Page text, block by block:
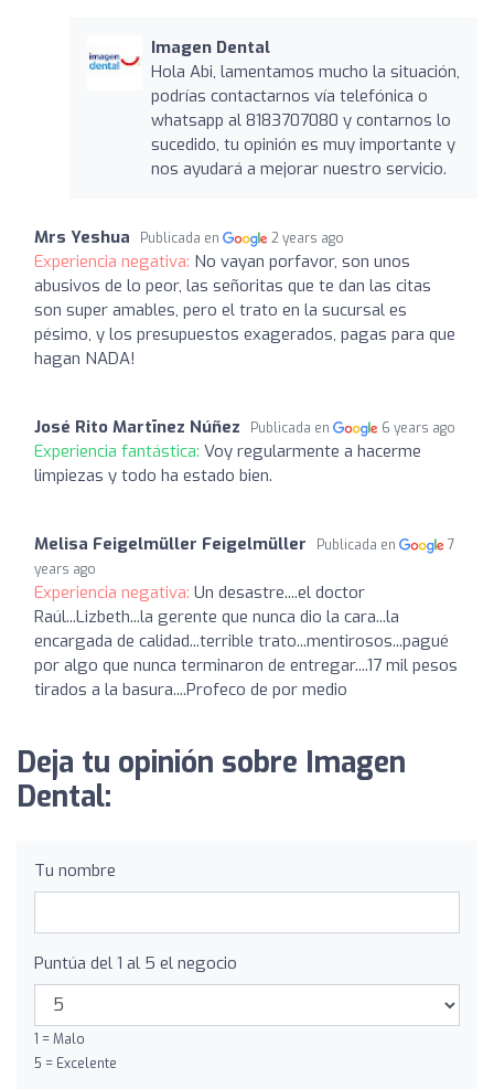
Imagen Dental
Hola Abi, lamentamos mucho la situación,
podrías contactarnos vía telefónica o
whatsapp al 8183707080 y contarnos lo
sucedido, tu opinión es muy importante y
nos ayudará a mejorar nuestro servicio.
Mrs Yeshua Publicada en 2 years ago
Experiencia negativa: No vayan porfavor, son unos
abusivos de lo peor, las señoritas que te dan las citas
son super amables, pero el trato en la sucursal es
pésimo, y los presupuestos exagerados, pagas para que
hagan NADA!
José Rito Martīnez Núñez Publicada en 6 years ago
Experiencia fantástica: Voy regularmente a hacerme
limpiezas y todo ha estado bien.
Melisa Feigelmüller Feigelmüller Publicada en
7
years ago
Experiencia negativa: Un desastre....el doctor
Raúl...Lizbeth...la gerente que nunca dio la cara...la
encargada de calidad...terrible trato...mentirosos...pagué
por algo que nunca terminaron de entregar....17 mil pesos
tirados a la basura....Profeco de por medio
Deja tu opinión sobre Imagen
Dental:
Tu nombre
Puntúa del 1 al 5 el negocio
1 = Malo
5 = Excelente